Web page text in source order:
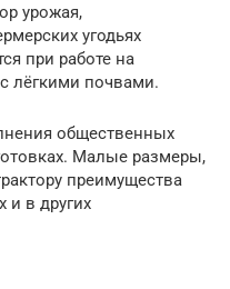
урожая,
угодьях
при работе на
лёгкими почвами.
общественных
Малые размеры,
преимущества
и в других